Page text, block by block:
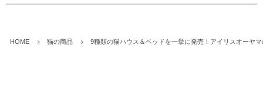
HOME 猫の商品 9種類の猫ハウス＆ベッドを一挙に発売！アイリスオーヤ